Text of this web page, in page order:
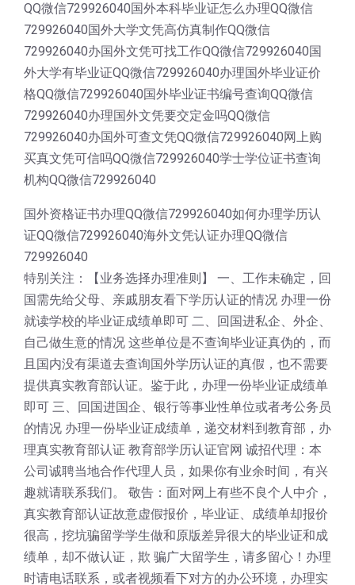
QQ微信729926040国外本科毕业证怎么办理QQ微信
729926040国外大学文凭高仿真制作QQ微信
729926040办国外文凭可找工作QQ微信729926040国
外大学有毕业证QQ微信729926040办理国外毕业证价
格QQ微信729926040国外毕业证书编号查询QQ微信
729926040办理国外文凭要交定金吗QQ微信
729926040办国外可查文凭QQ微信729926040网上购
买真文凭可信吗QQ微信729926040学士学位证书查询
机构QQ微信729926040
国外资格证书办理QQ微信729926040如何办理学历认
证QQ微信729926040海外文凭认证办理QQ微信
729926040
特别关注：【业务选择办理准则】 一、工作未确定，回
国需先给父母、亲戚朋友看下学历认证的情况 办理一份
就读学校的毕业证成绩单即可 二、回国进私企、外企、
自己做生意的情况 这些单位是不查询毕业证真伪的，而
且国内没有渠道去查询国外学历认证的真假，也不需要
提供真实教育部认证。鉴于此，办理一份毕业证成绩单
即可 三、回国进国企、银行等事业性单位或者考公务员
的情况 办理一份毕业证成绩单，递交材料到教育部，办
理真实教育部认证 教育部学历认证官网 诚招代理：本
公司诚聘当地合作代理人员，如果你有业余时间，有兴
趣就请联系我们。 敬告：面对网上有些不良个人中介，
真实教育部认证故意虚假报价，毕业证、成绩单却报价
很高，挖坑骗留学学生做和原版差异很大的毕业证和成
绩单，却不做认证，欺 骗广大留学生，请多留心！办理
时请电话联系，或者视频看下对方的办公环境，办理实